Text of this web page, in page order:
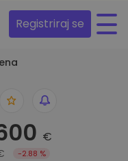
Registriraj se
€
-2.88 %